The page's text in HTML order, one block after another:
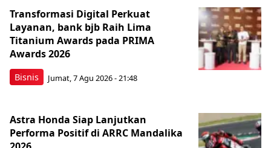
Bisnis
Transformasi Digital Perkuat
Layanan, bank bjb Raih Lima
Titanium Awards pada PRIMA
Awards 2026
Jumat, 7 Agu 2026 - 21:48
Astra Honda Siap Lanjutkan
Performa Positif di ARRC Mandalika